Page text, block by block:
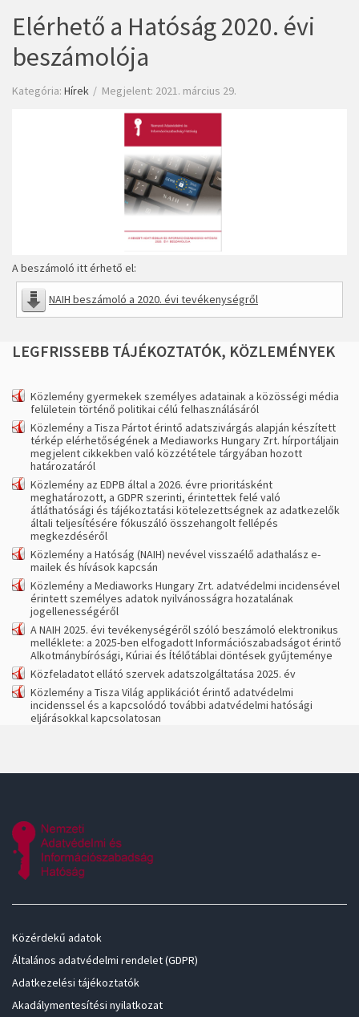
Elérhető a Hatóság 2020. évi
beszámolója
Kategória: Hírek Megjelent: 2021. március 29.
A beszámoló itt érhető el:
NAIH beszámoló a 2020. évi tevékenységről
LEGFRISSEBB TÁJÉKOZTATÓK, KÖZLEMÉNYEK
Közlemény gyermekek személyes adatainak a közösségi média
felületein történő politikai célú felhasználásáról
Közlemény a Tisza Pártot érintő adatszivárgás alapján készített
térkép elérhetőségének a Mediaworks Hungary Zrt. hírportáljain
megjelent cikkekben való közzététele tárgyában hozott
határozatáról
Közlemény az EDPB által a 2026. évre prioritásként
meghatározott, a GDPR szerinti, érintettek felé való
átláthatósági és tájékoztatási kötelezettségnek az adatkezelők
általi teljesítésére fókuszáló összehangolt fellépés
megkezdéséről
Közlemény a Hatóság (NAIH) nevével visszaélő adathalász e-
mailek és hívások kapcsán
Közlemény a Mediaworks Hungary Zrt. adatvédelmi incidensével
érintett személyes adatok nyilvánosságra hozatalának
jogellenességéről
A NAIH 2025. évi tevékenységéről szóló beszámoló elektronikus
melléklete: a 2025-ben elfogadott Információszabadságot érintő
Alkotmánybírósági, Kúriai és Ítélőtáblai döntések gyűjteménye
Közfeladatot ellátó szervek adatszolgáltatása 2025. év
Közlemény a Tisza Világ applikációt érintő adatvédelmi
incidenssel és a kapcsolódó további adatvédelmi hatósági
eljárásokkal kapcsolatosan
Közérdekű adatok
Általános adatvédelmi rendelet (GDPR)
Adatkezelési tájékoztatók
Akadálymentesítési nyilatkozat